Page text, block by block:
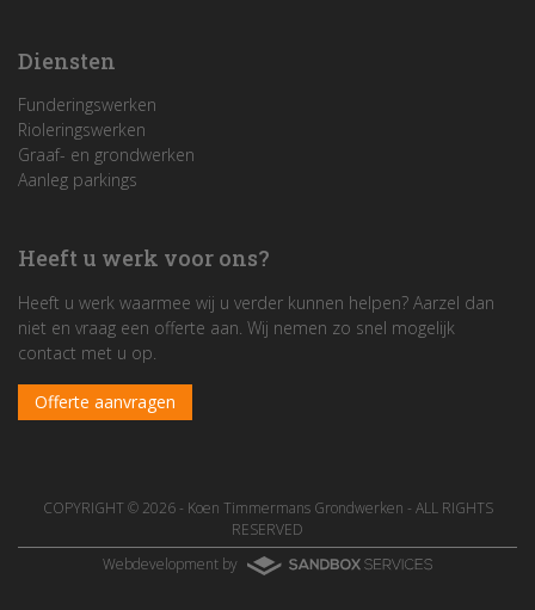
Diensten
Funderingswerken
Rioleringswerken
Graaf- en grondwerken
Aanleg parkings
Heeft u werk voor ons?
Heeft u werk waarmee wij u verder kunnen helpen? Aarzel dan
niet en vraag een offerte aan. Wij nemen zo snel mogelijk
contact met u op.
Offerte aanvragen
COPYRIGHT © 2026 - Koen Timmermans Grondwerken - ALL RIGHTS
RESERVED
Webdevelopment by